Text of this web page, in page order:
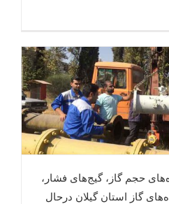
حجم گاز، گیج‌های فشار،
گاز استان گیلان درحال